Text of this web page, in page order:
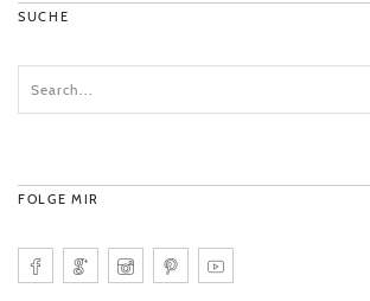
SUCHE
FOLGE MIR